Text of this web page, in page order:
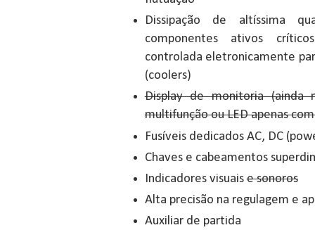
Dissipação de altíssima
componentes ativos
controlada eletronicamente
(coolers)
Display de monitoria (ainda
multifunção ou LED apenas
Fusíveis dedicados AC, DC
Chaves e cabeamentos
Indicadores visuaise sonoros
Alta precisão na regulagem e
Auxiliar de partida